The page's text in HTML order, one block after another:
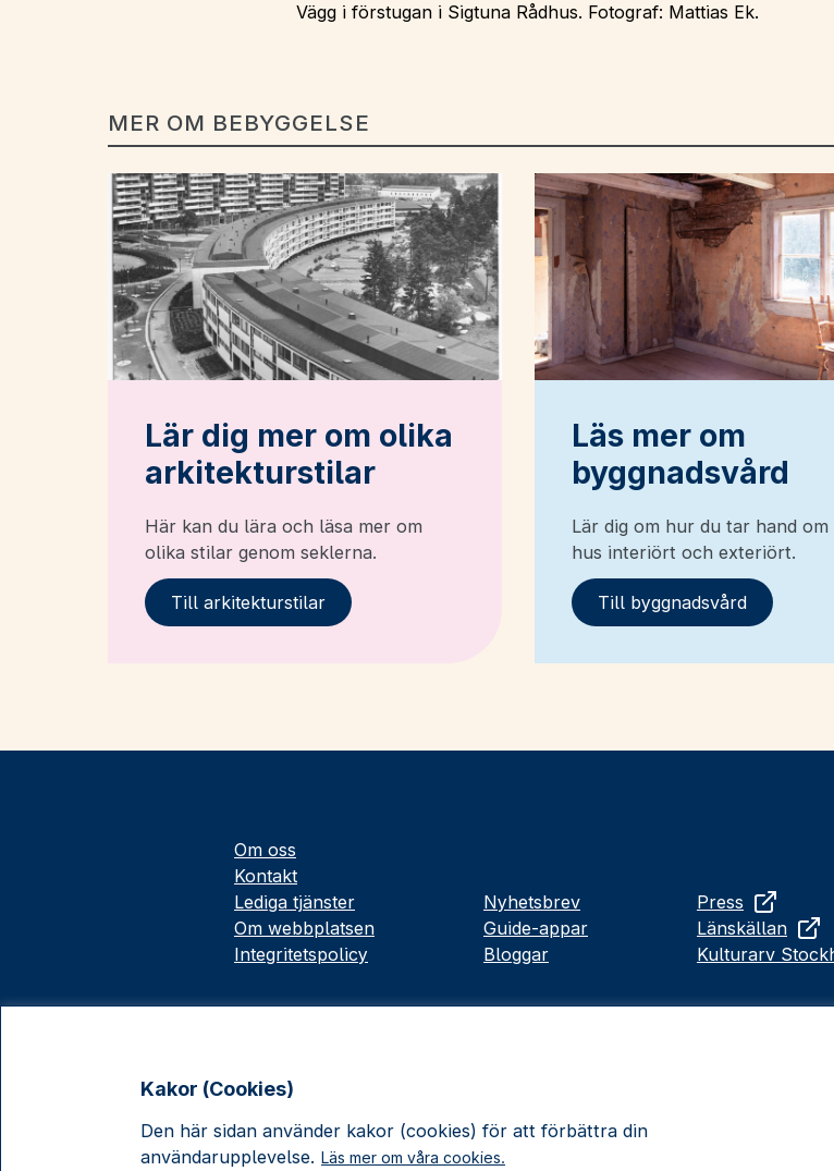
Kakor (Cookies)
Den här sidan använder kakor (cookies) för att förbättra din
användarupplevelse. Läs mer om våra cookies.
Vägg i förstugan i Sigtuna Rådhus. Fotograf: Mattias Ek.
MER OM BEBYGGELSE
Lär dig mer om olika
arkitekturstilar
Här kan du lära och läsa mer om
olika stilar genom seklerna.
Till arkitekturstilar
Läs mer om
byggnadsvård
Lär dig om hur du tar hand om
hus interiört och exteriört.
Till byggnadsvård
Om oss
Kontakt
Lediga tjänster
Om webbplatsen
Integritetspolicy
Nyhetsbrev
Guide-appar
Bloggar
Press
Länskällan
Kulturarv